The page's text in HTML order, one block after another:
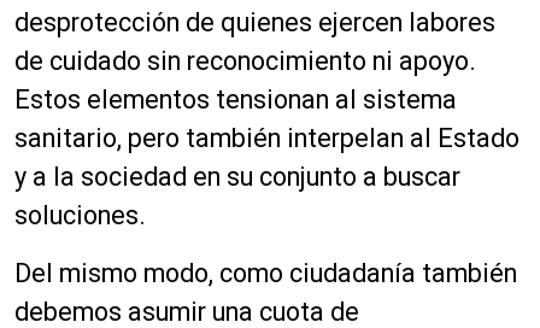
desprotección de quienes ejercen labores
de cuidado sin reconocimiento ni apoyo.
Estos elementos tensionan al sistema
sanitario, pero también interpelan al Estado
y a la sociedad en su conjunto a buscar
soluciones.
Del mismo modo, como ciudadanía también
debemos asumir una cuota de